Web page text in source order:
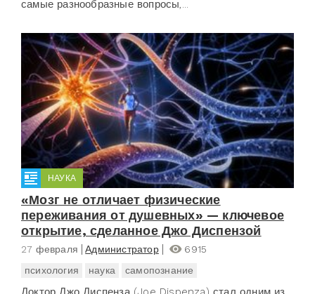
самые разнообразные вопросы,...
НАУКА
«Мозг не отличает физические
переживания от душевных» — ключевое
открытие, сделанное Джо Диспензой
27 февраля Администратор
6915
психология
наука самопознание